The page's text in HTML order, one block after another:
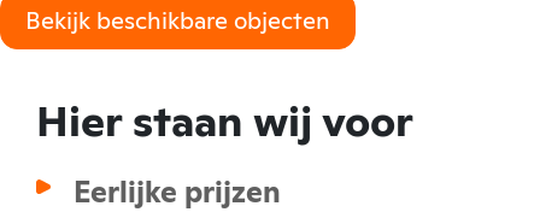
Bekijk beschikbare objecten
Hier staan wij voor
Eerlijke prijzen